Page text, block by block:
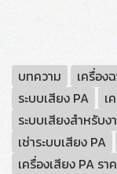
บทความ เครื่อง
ระบบเสียง PA
เ
ระบบเสียงสำหรับง
เช่าระบบเสียง PA
เครื่องเสียง PA รา